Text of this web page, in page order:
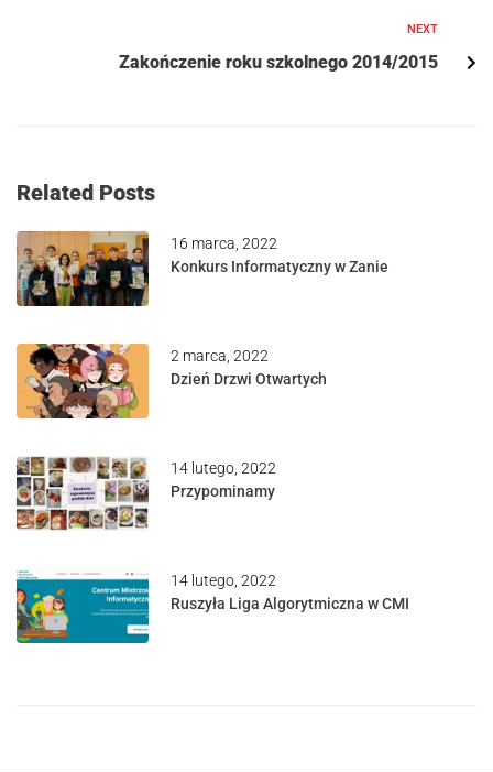
NEXT
Zakończenie roku szkolnego 2014/2015
Related Posts
16 marca, 2022
Konkurs Informatyczny w Zanie
2 marca, 2022
Dzień Drzwi Otwartych
14 lutego, 2022
Przypominamy
14 lutego, 2022
Ruszyła Liga Algorytmiczna w CMI